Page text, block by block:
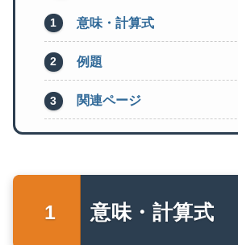
意味・計算式
例題
関連ページ
意味・計算式